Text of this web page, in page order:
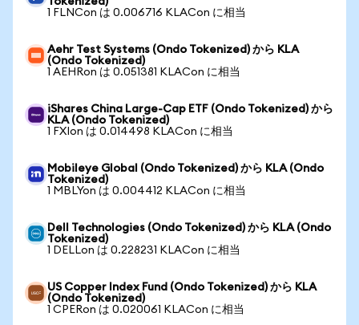
1 FLNCon は 0.006716 KLACon に相当
Aehr Test Systems (Ondo Tokenized) から KLA
(Ondo Tokenized)
1 AEHRon は 0.051381 KLACon に相当
iShares China Large-Cap ETF (Ondo Tokenized) から
KLA (Ondo Tokenized)
1 FXIon は 0.014498 KLACon に相当
Mobileye Global (Ondo Tokenized) から KLA (Ondo
Tokenized)
1 MBLYon は 0.004412 KLACon に相当
Dell Technologies (Ondo Tokenized) から KLA (Ondo
Tokenized)
1 DELLon は 0.228231 KLACon に相当
US Copper Index Fund (Ondo Tokenized) から KLA
(Ondo Tokenized)
1 CPERon は 0.020061 KLACon に相当